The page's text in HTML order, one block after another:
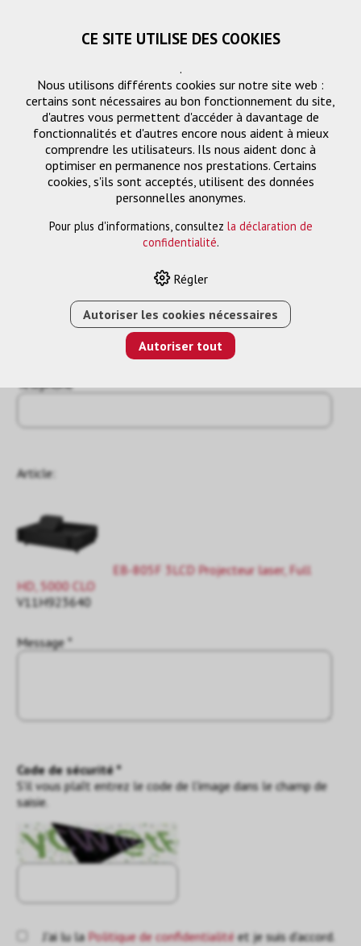
Demande
Nom ou entreprise *
Téléphone
Article:
EB-805F 3LCD Projecteur laser, Full
HD, 5000 CLO
V11H923640
Message *
Code de sécurité *
S'il vous plaît entrez le code de l'image dans le champ de
saisie.
J'ai lu laPolitique de confidentialitéet je suis d'accord.
CE SITE UTILISE DES COOKIES
.
Nous utilisons différents cookies sur notre site web :
certains sont nécessaires au bon fonctionnement du site,
d'autres vous permettent d'accéder à davantage de
fonctionnalités et d'autres encore nous aident à mieux
comprendre les utilisateurs. Ils nous aident donc à
optimiser en permanence nos prestations. Certains
cookies, s'ils sont acceptés, utilisent des données
personnelles anonymes.
Pour plus d'informations, consultez la déclaration de
confidentialité.
Régler
Autoriser les cookies nécessaires
Autoriser tout